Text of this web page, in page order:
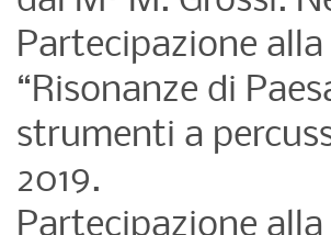
Partecipazione
“Risonanze di
strumenti a
2019.
Partecipazione